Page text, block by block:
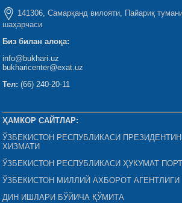
141306, Самарқанд вилояти, Пайариқ
шаҳарчаси
Биз билан алоқа:
info@bukhari.uz
bukharicenter@exat.uz
Тел: (66) 240-20-11
ҲАМКОР САЙТЛАР:
ЎЗБЕКИСТОН РЕСПУБЛИКАСИ
ХИЗМАТИ
ЎЗБЕКИСТОН РЕСПУБЛИКАСИ ҲУКУМАТ
ЎЗБЕКИСТОН МИЛЛИЙ АХБОРОТ АГЕНТЛИГИ
ДИН ИШЛАРИ БЎЙИЧА ҚЎМИТА